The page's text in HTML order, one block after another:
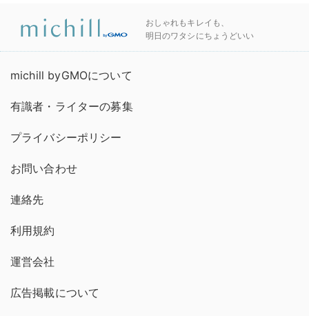
おしゃれもキレイも、
明日のワタシにちょうどいい
michill byGMOについて
有識者・ライターの募集
プライバシーポリシー
お問い合わせ
連絡先
利用規約
運営会社
広告掲載について